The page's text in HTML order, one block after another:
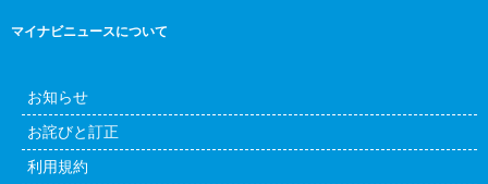
マイナビニュースについて
お知らせ
お詫びと訂正
利用規約